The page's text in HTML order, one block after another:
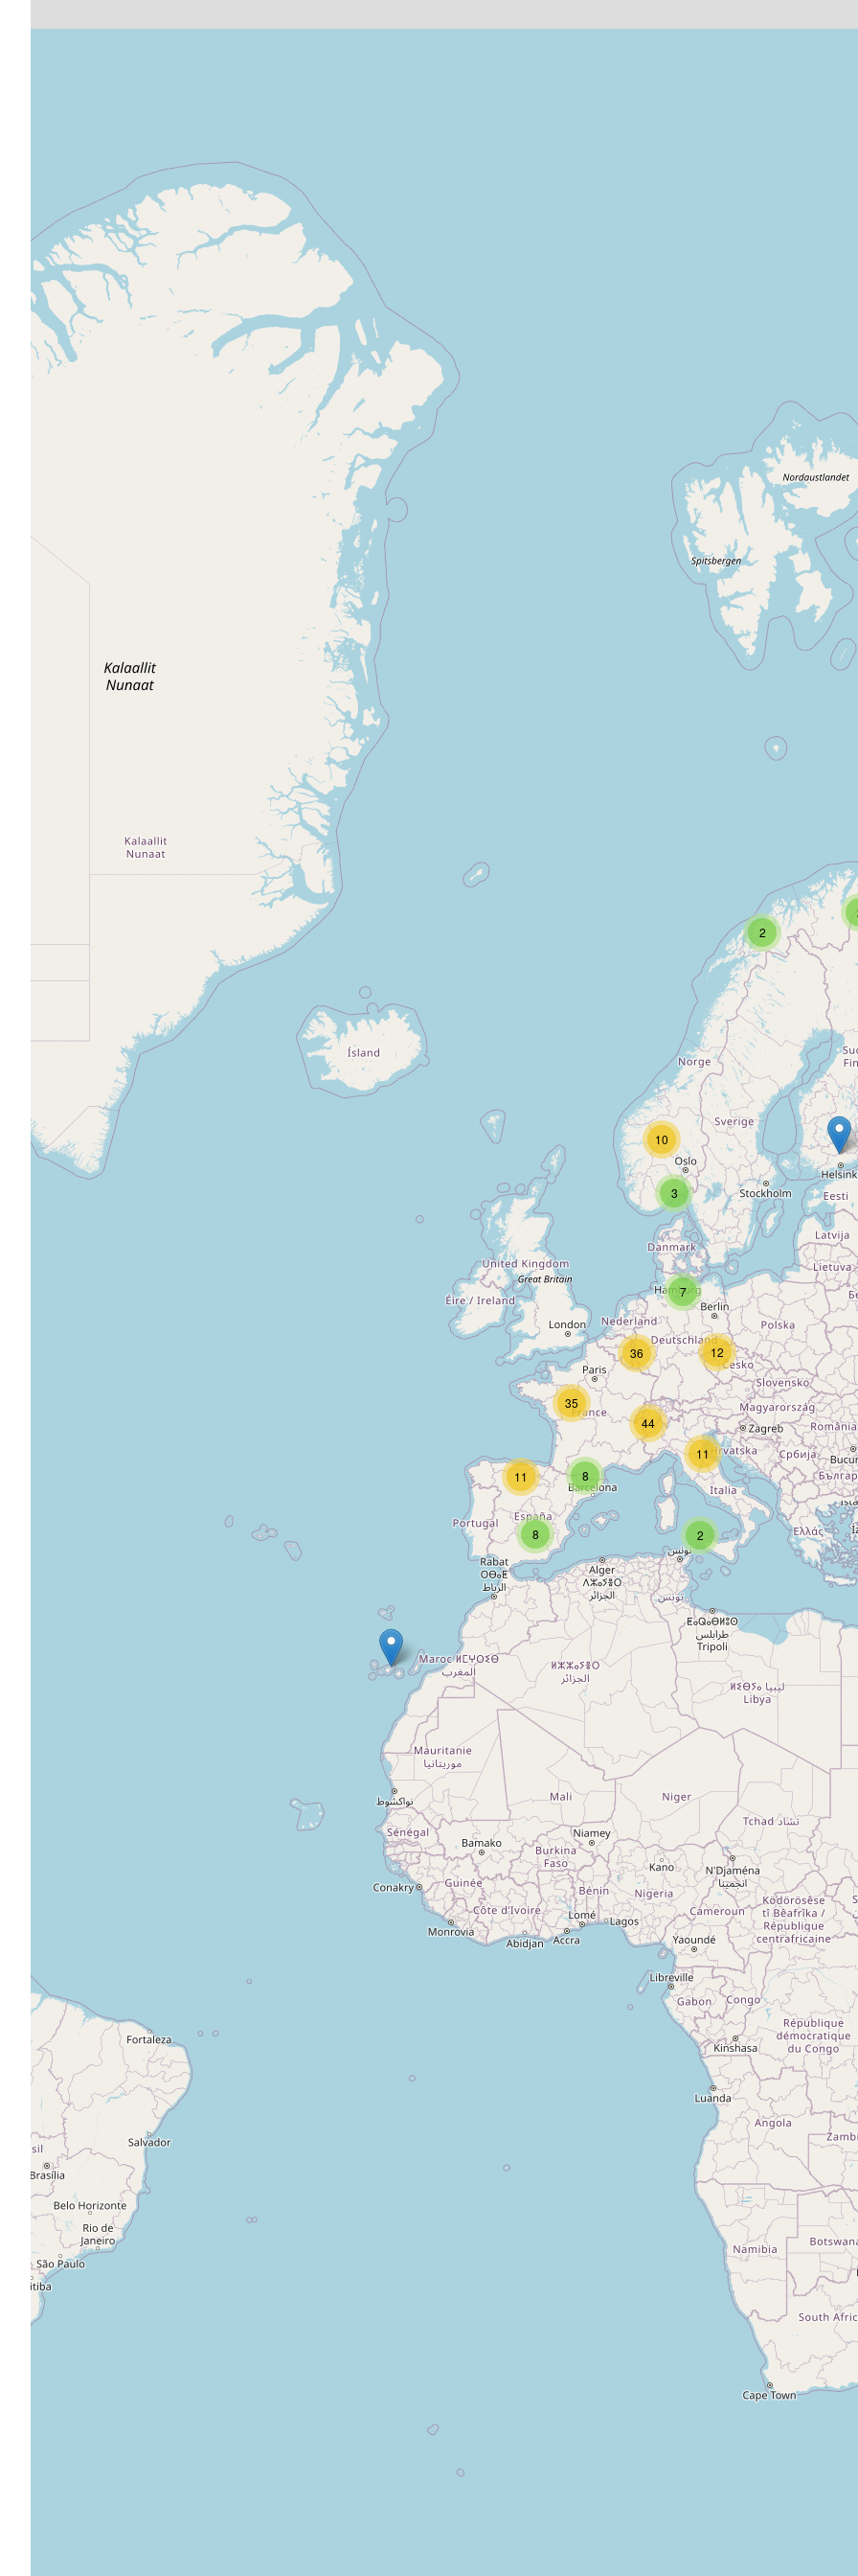
2
3
10
2
8
11
8
11
35
7
12
44
36